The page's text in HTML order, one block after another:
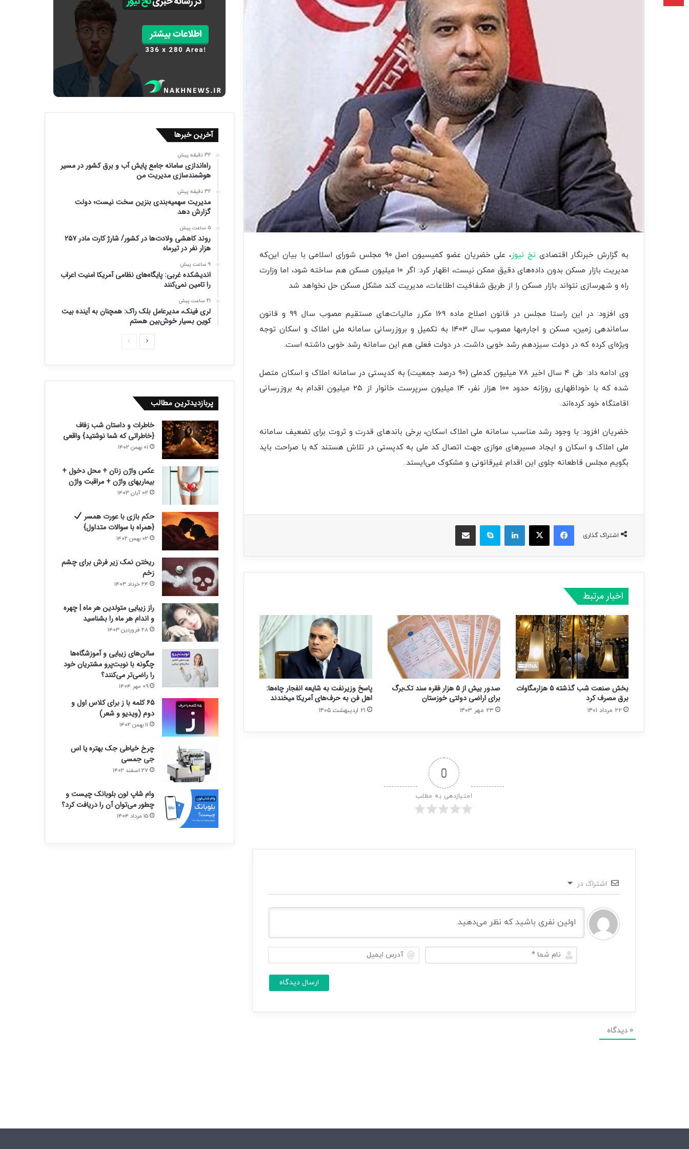
به گزارش خبرنگار اقتصادی نخ نیوز
، علی خضریان عضو کمیسیون اصل ۹۰ مجلس شورای اسلامی با بیان این‌که
مدیریت بازار مسکن بدون داده‌های دقیق ممکن نیست، اظهار کرد: اگر ۱۰ میلیون مسکن هم ساخته شود، اما وزارت
راه و شهرسازی نتواند بازار مسکن را از طریق شفافیت اطلاعات، مدیریت کند مشکل مسکن حل نخواهد شد
وی افزود: در این راستا مجلس در قانون اصلاح ماده ۱۶۹ مکرر مالیات‌های مستقیم مصوب سال ۹۹ و قانون
ساماندهی زمین، مسکن و اجاره‌بها مصوب سال ۱۴۰۳ به تکمیل و بروزرسانی سامانه ملی املاک و اسکان توجه
ویژه‌ای کرده که در دولت سیزدهم رشد خوبی داشت. در دولت فعلی هم این سامانه رشد خوبی داشته است.
وی ادامه داد: طی ۴ سال اخیر ۷۸ میلیون کدملی (۹۰ درصد جمعیت)‌ به کدپستی در سامانه املاک و اسکان متصل
شده که با خوداظهاری روزانه حدود ۱۰۰ هزار نفر، ۱۴ میلیون سرپرست خانوار از ۲۵ میلیون اقدام به بروزرسانی
اقامتگاه خود کرده‌اند.
خضریان افزود: با وجود رشد مناسب سامانه ملی املاک اسکان، برخی باندهای قدرت و ثروت برای تضعیف سامانه
ملی املاک و اسکان و ایجاد مسیرهای موازی جهت اتصال کد ملی به کدپستی در تلاش هستند که با صراحت باید
بگویم مجلس قاطعانه جلوی این اقدام غیرقانونی و مشکوک می‌ایستد.
اشتراک گذاری
فیسبوک ایکس لینکداین اسکایپ
اخبار مرتبط
بخش صنعت شب گذشته ۵ هزارمگاوات
برق مصرف کرد
۲۲ مرداد ۱۴۰۱
صدور بیش از ۵ هزار فقره سند تک‌برگ
برای اراضی دولتی خوزستان
۲۳ مهر ۱۴۰۳
پاسخ وزیرنفت به شایعه انفجار چاه‌ها:
اهل فن به حرف‌های آمریکا میخندند
۲۱ اردیبهشت ۱۴۰۵
0
امتیازدهی به مطلب
اشتراک در
ن
ا
0 دیدگاه
آخرین خبرها
32 دقیقه پیش
راه‌اندازی سامانه جامع پایش آب و برق کشور در مسیر
هوشمندسازی مدیریت من
32 دقیقه پیش
مدیریت سهمیه‌بندی بنزین سخت نیست؛ دولت
گزارش دهد
5 ساعت پیش
روند کاهشی ولادت‌ها در کشور/ شارژ کارت مادر ۲۵۷
هزار نفر در تیرماه
9 ساعت پیش
اندیشکده غربی: پایگاه‌های نظامی آمریکا امنیت اعراب
را تامین نمی‌کنند
21 ساعت پیش
لری فینک، مدیرعامل بلک راک: همچنان به آینده بیت
کوین بسیار خوش‌بین هستم
ص
ل
ب
ع
د
پربازدیدترین مطالب
خاطرات و داستان شب زفاف
{خاطراتی که شما نوشتید} واقعی
۰۱ بهمن ۱۴۰۲
عکس واژن زنان + محل دخول +
بیماریهای واژن + مراقبت واژن
۰۲ آبان ۱۴۰۳
حکم بازی با عورت همسر
{همراه با سوالات متداول}
۰۲ بهمن ۱۴۰۲
ریختن نمک زیر فرش برای چشم
زخم
۲۴ خرداد ۱۴۰۳
راز زیبایی متولدین هر ماه | چهره
و اندام هر ماه را بشناسید
۲۸ فروردین ۱۴۰۳
سالن‌های زیبایی و آموزشگاه‌ها
چگونه با نوبت‌پرو مشتریان خود
را راضی‌تر می‌کنند؟
۰۹ مهر ۱۴۰۴
۶۵ کلمه با ز برای کلاس اول و
دوم (ویدیو و شعر)
۱۱ بهمن ۱۴۰۲
چرخ خیاطی جک بهتره یا اس
جی جمسی
۲۷ اسفند ۱۴۰۲
وام شاپ لون بلوبانک چیست و
چطور می‌توان آن را دریافت کرد؟
۱۵ مرداد ۱۴۰۴